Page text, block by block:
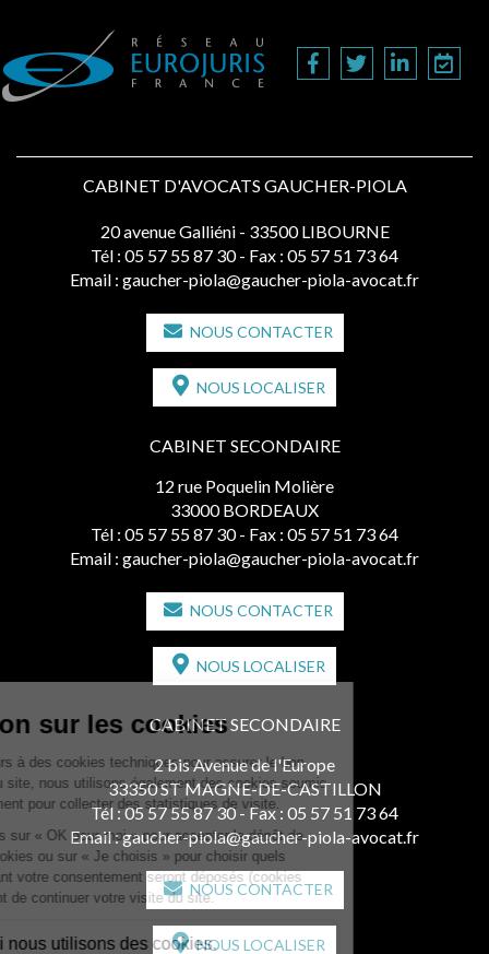
CABINET D'AVOCATS GAUCHER-PIOLA
20 avenue Galliéni - 33500 LIBOURNE
Tél : 05 57 55 87 30 - Fax : 05 57 51 73 64
Email : gaucher-piola@gaucher-piola-avocat.fr
NOUS CONTACTER
NOUS LOCALISER
CABINET SECONDAIRE
12 rue Poquelin Molière
33000 BORDEAUX
Tél : 05 57 55 87 30 - Fax : 05 57 51 73 64
Email : gaucher-piola@gaucher-piola-avocat.fr
NOUS CONTACTER
NOUS LOCALISER
CABINET SECONDAIRE
2 bis Avenue de l'Europe
33350 ST MAGNE-DE-CASTILLON
Tél :05 57 55 87 30 - Fax : 05 57 51 73 64
Email :gaucher-piola@gaucher-piola-avocat.fr
NOUS CONTACTER
NOUS LOCALISER